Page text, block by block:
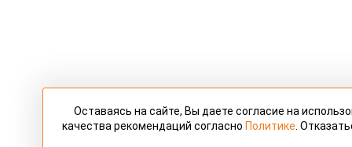
Оставаясь на сайте, Вы даете согласие на
качества рекомендаций согласно Политике .